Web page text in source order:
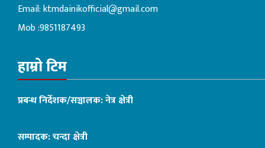
Email:ktmdainikofficial@gmail.com
Mob :9851187493
हाम्रो टिम
प्रबन्ध निर्देशक/सञ्चालक: नेत्र क्षेत्री
सम्पादक: चन्दा क्षेत्री